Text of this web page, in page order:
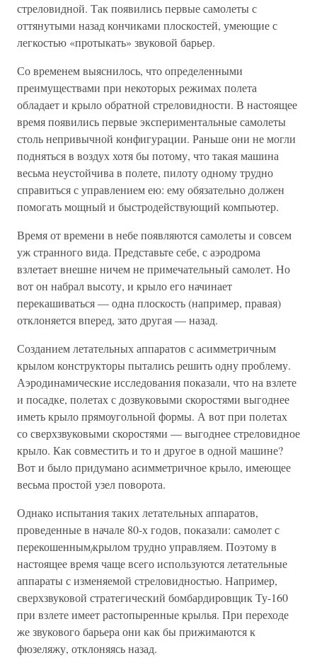
стреловидной. Так появились первые самолеты с
оттянутыми назад кончиками плоскостей, умеющие с
легкостью «протыкать» звуковой барьер.
Со временем выяснилось, что определенными
преимуществами при некоторых режимах полета
обладает и крыло обратной стреловидности. В настоящее
время появились первые экспериментальные самолеты
столь непривычной конфигурации. Раньше они не могли
подняться в воздух хотя бы потому, что такая машина
весьма неустойчива в полете, пилоту одному трудно
справиться с управлением ею: ему обязательно должен
помогать мощный и быстродействующий компьютер.
Время от времени в небе появляются самолеты и совсем
уж странного вида. Представьте себе, с аэродрома
взлетает внешне ничем не примечательный самолет. Но
вот он набрал высоту, и крыло его начинает
перекашиваться — одна плоскость (например, правая)
отклоняется вперед, зато другая — назад.
Созданием летательных аппаратов с асимметричным
крылом конструкторы пытались решить одну проблему.
Аэродинамические исследования показали, что на взлете
и посадке, полетах с дозвуковыми скоростями выгоднее
иметь крыло прямоугольной формы. А вот при полетах
со сверхзвуковыми скоростями — выгоднее стреловидное
крыло. Как совместить и то и другое в одной машине?
Вот и было придумано асимметричное крыло, имеющее
весьма простой узел поворота.
Однако испытания таких летательных аппаратов,
проведенные в начале 80-х годов, показали: самолет с
перекошенным/крылом трудно управляем. Поэтому в
настоящее время чаще всего используются летательные
аппараты с изменяемой стреловидностью. Например,
сверхзвуковой стратегический бомбардировщик Ту-160
при взлете имеет растопыренные крылья. При переходе
же звукового барьера они как бы прижимаются к
фюзеляжу, отклоняясь назад.